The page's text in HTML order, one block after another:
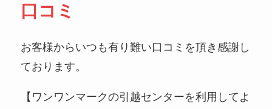
口コミ
お客様からいつも有り難い口コミを頂き感謝し
ております。
【ワンワンマークの引越センターを利用してよ